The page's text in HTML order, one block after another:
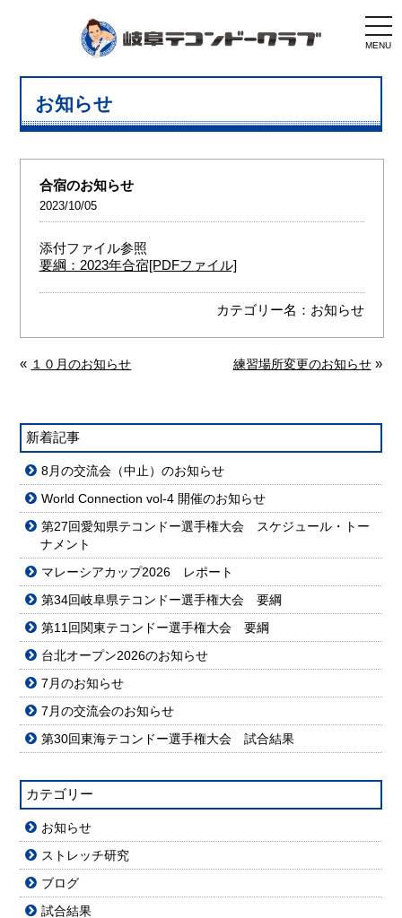
MENU
お知らせ
合宿のお知らせ
2023/10/05
添付ファイル参照
要綱：2023年合宿[PDFファイル]
カテゴリー名： お知らせ
« １０月のお知らせ 練習場所変更のお知らせ»
新着記事
8月の交流会（中止）のお知らせ
World Connection vol-4 開催のお知らせ
第27回愛知県テコンドー選手権大会 スケジュール・トー
ナメント
マレーシアカップ2026 レポート
第34回岐阜県テコンドー選手権大会 要綱
第11回関東テコンドー選手権大会 要綱
台北オープン2026のお知らせ
7月のお知らせ
7月の交流会のお知らせ
第30回東海テコンドー選手権大会 試合結果
カテゴリー
お知らせ
ストレッチ研究
ブログ
試合結果